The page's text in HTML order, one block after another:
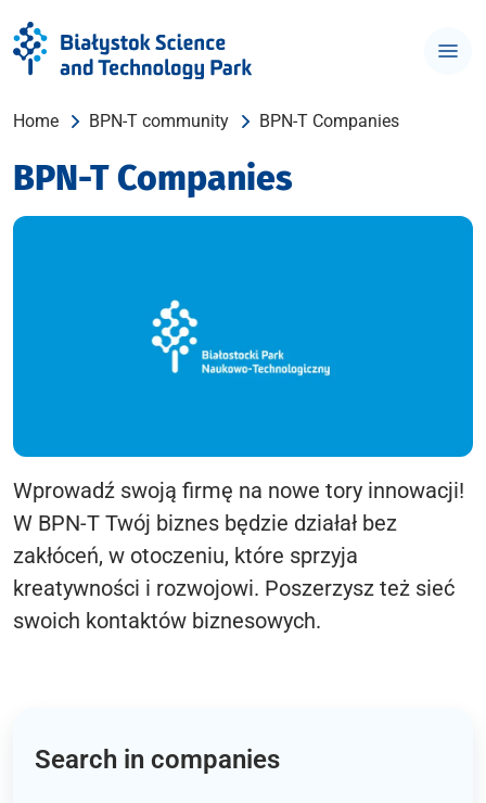
Home BPN-T community BPN-T Companies
BPN-T Companies
Wprowadź swoją firmę na nowe tory innowacji!
W BPN-T Twój biznes będzie działał bez
zakłóceń, w otoczeniu, które sprzyja
kreatywności i rozwojowi. Poszerzysz też sieć
swoich kontaktów biznesowych.
Search in companies